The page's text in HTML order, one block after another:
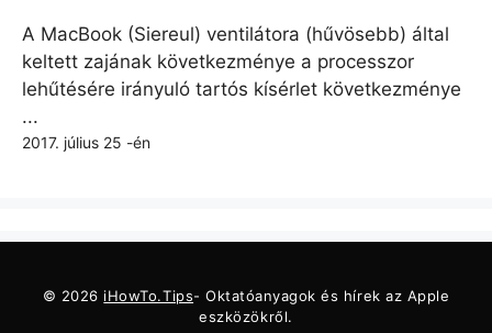
A MacBook (Siereul) ventilátora (hűvösebb) által
keltett zajának következménye a processzor
lehűtésére irányuló tartós kísérlet következménye
...
2017. július 25 -én
© 2026 iHowTo.Tips- Oktatóanyagok és hírek az Apple
eszközökről.